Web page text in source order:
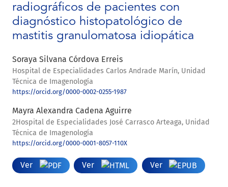
radiográficos de pacientes con
diagnóstico histopatológico de
mastitis granulomatosa idiopática
Soraya Silvana Córdova Erreis
Hospital de Especialidades Carlos Andrade Marín, Unidad
Técnica de Imagenología
https://orcid.org/0000-0002-0255-1987
Mayra Alexandra Cadena Aguirre
2Hospital de Especialidades José Carrasco Arteaga, Unidad
Técnica de Imagenología
https://orcid.org/0000-0001-8057-110X
Ver Ver Ver